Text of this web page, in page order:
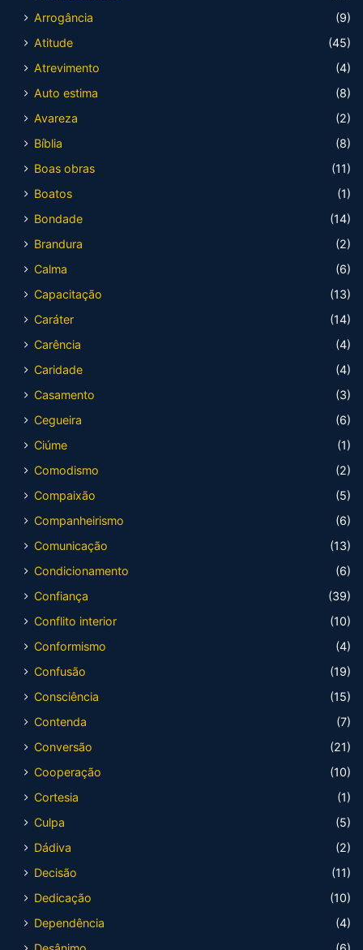
Arrogância
(9)
Atitude
(45)
Atrevimento
(4)
Auto estima
(8)
Avareza
(2)
Bíblia
(8)
Boas obras
(11)
Boatos
(1)
Bondade
(14)
Brandura
(2)
Calma
(6)
Capacitação
(13)
Caráter
(14)
Carência
(4)
Caridade
(4)
Casamento
(3)
Cegueira
(6)
Ciúme
(1)
Comodismo
(2)
Compaixão
(5)
Companheirismo
(6)
Comunicação
(13)
Condicionamento
(6)
Confiança
(39)
Conflito interior
(10)
Conformismo
(4)
Confusão
(19)
Consciência
(15)
Contenda
(7)
Conversão
(21)
Cooperação
(10)
Cortesia
(1)
Culpa
(5)
Dádiva
(2)
Decisão
(11)
Dedicação
(10)
Dependência
(4)